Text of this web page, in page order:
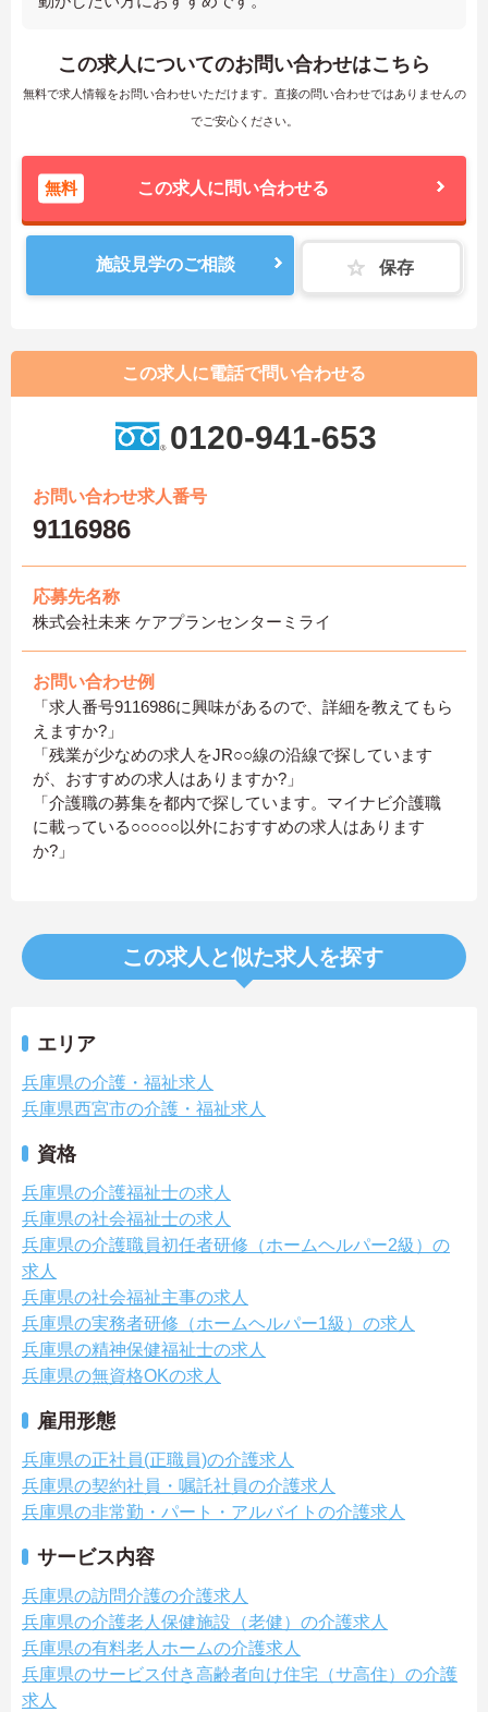
この求人についてのお問い合わせはこちら
無料で求人情報をお問い合わせいただけます。直接の問い合わせではありませんの
でご安心ください。
無料 この求人に問い合わせる
施設見学のご相談 保存
この求人に電話で問い合わせる
0120-941-653
お問い合わせ求人番号
9116986
応募先名称
株式会社未来 ケアプランセンターミライ
お問い合わせ例
「求人番号9116986に興味があるので、詳細を教えてもら
えますか?」
「残業が少なめの求人をJR○○線の沿線で探しています
が、おすすめの求人はありますか?」
「介護職の募集を都内で探しています。マイナビ介護職
に載っている○○○○○以外におすすめの求人はあります
か?」
この求人と似た求人を探す
エリア
兵庫県の介護・福祉求人
兵庫県西宮市の介護・福祉求人
資格
兵庫県の介護福祉士の求人
兵庫県の社会福祉士の求人
兵庫県の介護職員初任者研修（ホームヘルパー2級）の
求人
兵庫県の社会福祉主事の求人
兵庫県の実務者研修（ホームヘルパー1級）の求人
兵庫県の精神保健福祉士の求人
兵庫県の無資格OKの求人
雇用形態
兵庫県の正社員(正職員)の介護求人
兵庫県の契約社員・嘱託社員の介護求人
兵庫県の非常勤・パート・アルバイトの介護求人
サービス内容
兵庫県の訪問介護の介護求人
兵庫県の介護老人保健施設（老健）の介護求人
兵庫県の有料老人ホームの介護求人
兵庫県のサービス付き高齢者向け住宅（サ高住）の介護
求人